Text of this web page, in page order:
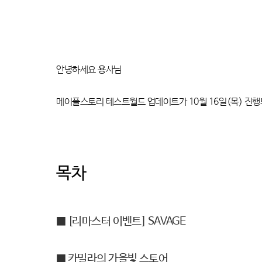
안녕하세요 용사님
메이플스토리 테스트월드 업데이트가 10월 16일(목) 진행
목차
■ [리마스터 이벤트] SAVAGE
■ 카밀라의 가을빛 스토어